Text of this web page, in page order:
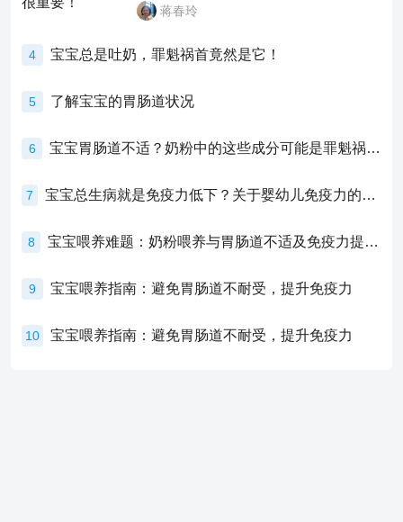
蒋春玲
4 宝宝总是吐奶，罪魁祸首竟然是它！
5 了解宝宝的胃肠道状况
6 宝宝胃肠道不适？奶粉中的这些成分可能是罪魁祸首！
7 宝宝总生病就是免疫力低下？关于婴幼儿免疫力的真相，家长必须了解！
8 宝宝喂养难题：奶粉喂养与胃肠道不适及免疫力提升的奥秘
9 宝宝喂养指南：避免胃肠道不耐受，提升免疫力
10 宝宝喂养指南：避免胃肠道不耐受，提升免疫力